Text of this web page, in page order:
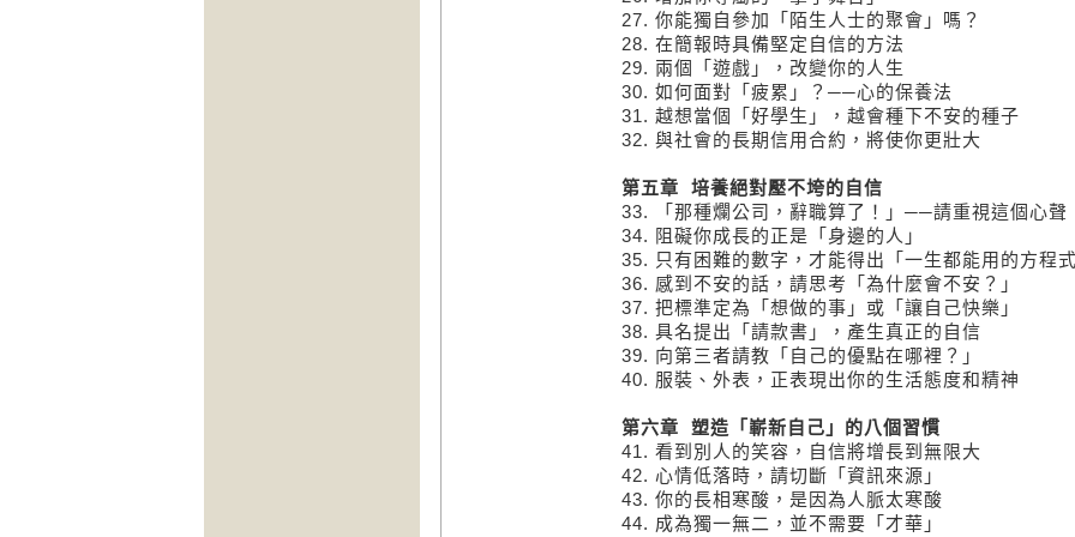
27. 你能獨自參加「陌生人士的聚會」嗎？
28. 在簡報時具備堅定自信的方法
29. 兩個「遊戲」，改變你的人生
30. 如何面對「疲累」？──心的保養法
31. 越想當個「好學生」，越會種下不安的種子
32. 與社會的長期信用合約，將使你更壯大
第五章 培養絕對壓不垮的自信
33. 「那種爛公司，辭職算了！」──請重視這個心聲
34. 阻礙你成長的正是「身邊的人」
35. 只有困難的數字，才能得出「一生都能用的方程
36. 感到不安的話，請思考「為什麼會不安？」
37. 把標準定為「想做的事」或「讓自己快樂」
38. 具名提出「請款書」，產生真正的自信
39. 向第三者請教「自己的優點在哪裡？」
40. 服裝、外表，正表現出你的生活態度和精神
第六章 塑造「嶄新自己」的八個習慣
41. 看到別人的笑容，自信將增長到無限大
42. 心情低落時，請切斷「資訊來源」
43. 你的長相寒酸，是因為人脈太寒酸
44. 成為獨一無二，並不需要「才華」